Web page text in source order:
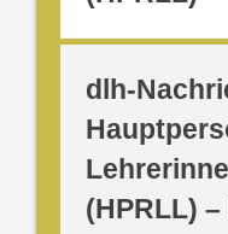
dlh-
(HPRLL) –